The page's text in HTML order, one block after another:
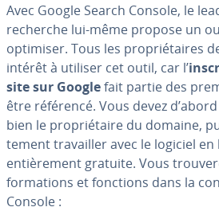
Avec Google Search Console, le
recherche lui-même propose un
optimiser. Tous les pro­prié­taires
intérêt à utiliser cet outil, car l’
site sur Googlefait partie des
être référencé. Vous devez
bien le pro­prié­taire du domaine,
te­ment tra­vail­ler avec le logiciel en
en­tiè­re­ment gratuite. Vous
for­ma­tions et fonctions dans la
Console :